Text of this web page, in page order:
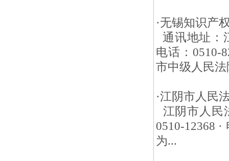
·无锡知识产
通讯地址：
电话：0510-
市中级人民
·江阴市人民
江阴市人民
0510-12368
为...